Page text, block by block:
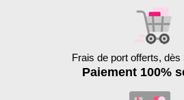
Frais de port offerts, dès
Paiement 100%